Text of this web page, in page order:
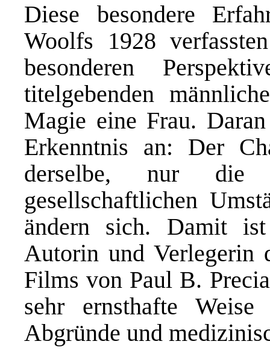
Diese besondere
Woolfs 1928
besonderen
titelgebenden
Magie eine Frau.
Erkenntnis an: Der
derselbe, nur die
gesellschaftlichen
ändern sich. Damit
Autorin und Verlegerin
Films von Paul B.
sehr ernsthafte Weise
Abgründe und